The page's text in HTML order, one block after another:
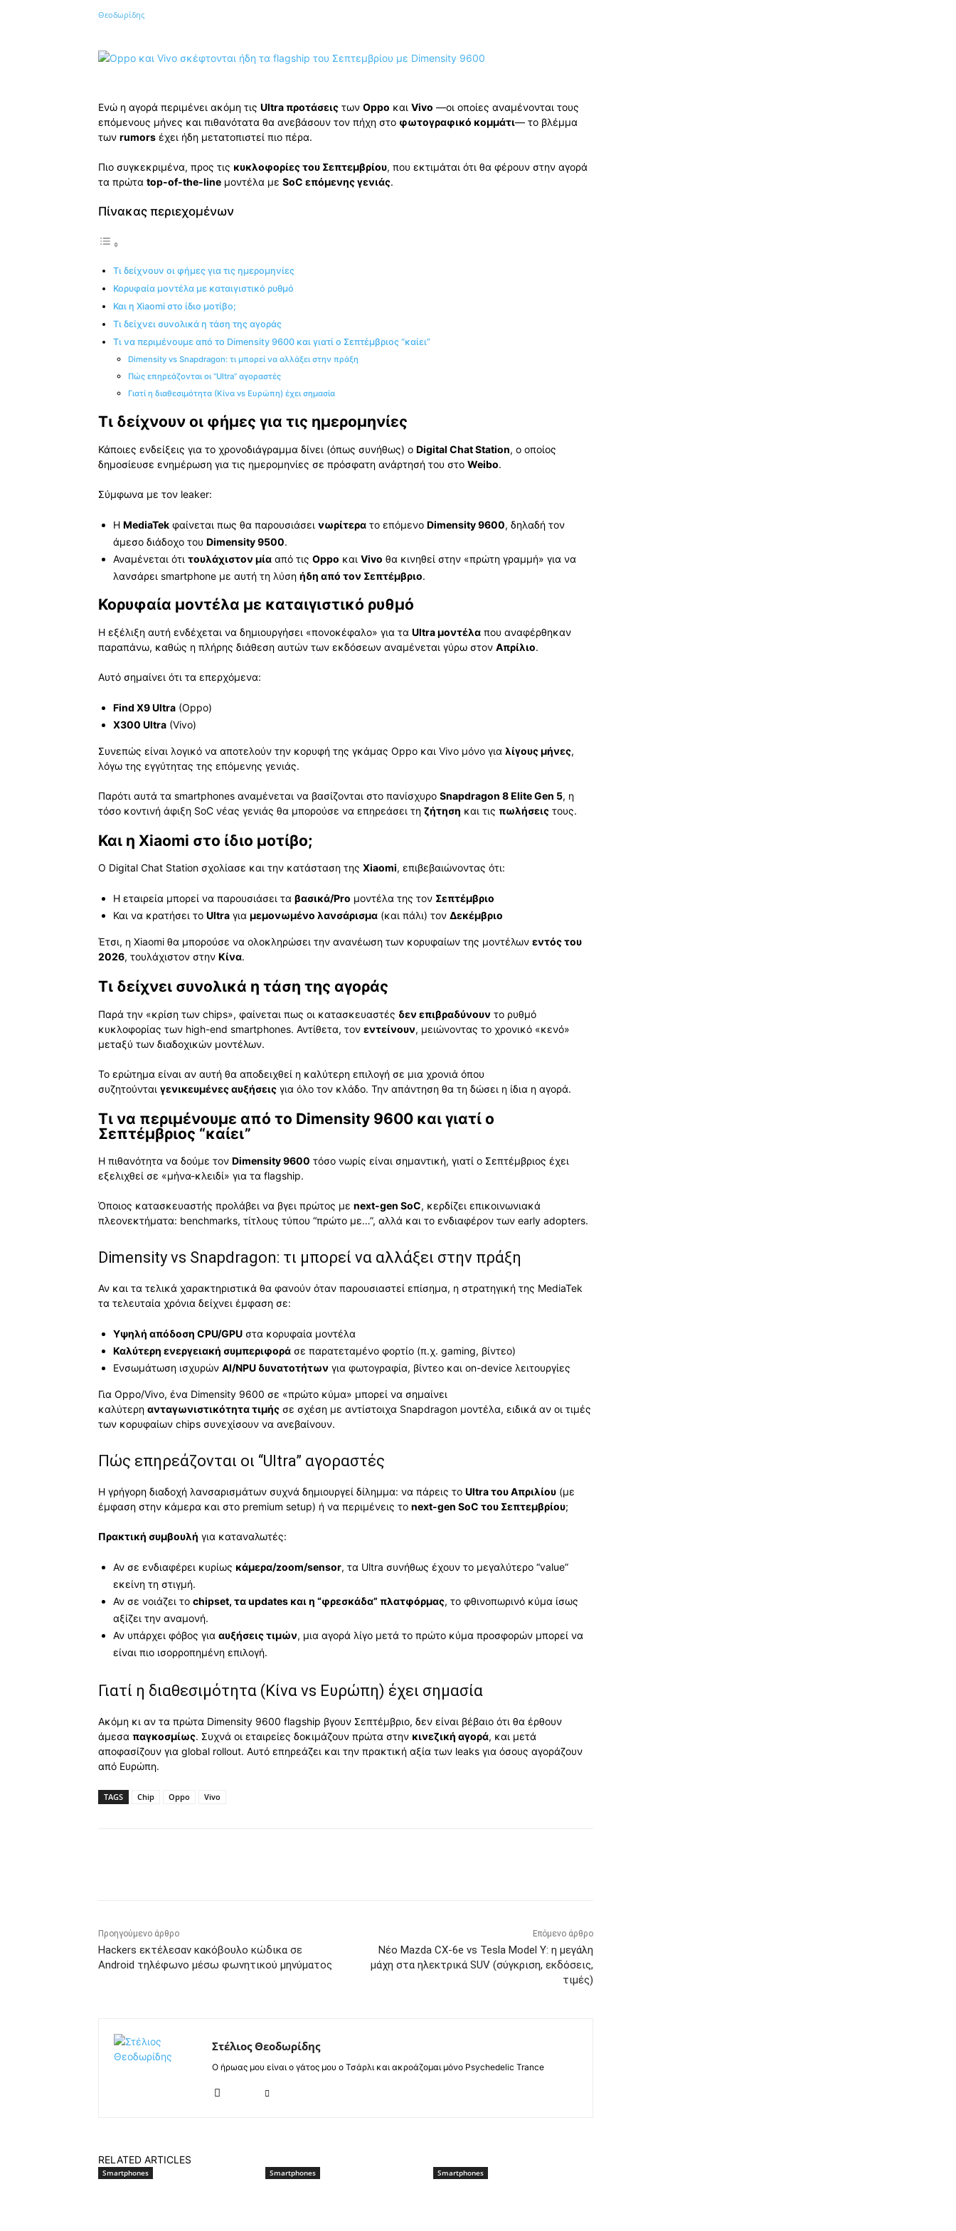
Κοινοποίηση
Ενώ η αγορά περιμένει ακόμη τις Ultra προτάσεις των Oppo και Vivo —οι οποίες αναμένονται τους
επόμενους μήνες και πιθανότατα θα ανεβάσουν τον πήχη στο φωτογραφικό κομμάτι— το βλέμμα
των rumors έχει ήδη μετατοπιστεί πιο πέρα.
Πιο συγκεκριμένα, προς τις κυκλοφορίες του Σεπτεμβρίου, που εκτιμάται ότι θα φέρουν στην αγορά
τα πρώτα top-of-the-line μοντέλα με SoC επόμενης γενιάς.
Πίνακας περιεχομένων
Τι δείχνουν οι φήμες για τις ημερομηνίες
Κορυφαία μοντέλα με καταιγιστικό ρυθμό
Και η Xiaomi στο ίδιο μοτίβο;
Τι δείχνει συνολικά η τάση της αγοράς
Τι να περιμένουμε από το Dimensity 9600 και γιατί ο Σεπτέμβριος “καίει”
Dimensity vs Snapdragon: τι μπορεί να αλλάξει στην πράξη
Πώς επηρεάζονται οι “Ultra” αγοραστές
Γιατί η διαθεσιμότητα (Κίνα vs Ευρώπη) έχει σημασία
Τι δείχνουν οι φήμες για τις ημερομηνίες
Κάποιες ενδείξεις για το χρονοδιάγραμμα δίνει (όπως συνήθως) ο Digital Chat Station, ο οποίος
δημοσίευσε ενημέρωση για τις ημερομηνίες σε πρόσφατη ανάρτησή του στο Weibo.
Σύμφωνα με τον leaker:
Η MediaTek φαίνεται πως θα παρουσιάσει νωρίτερα το επόμενο Dimensity 9600, δηλαδή τον
άμεσο διάδοχο του Dimensity 9500.
Αναμένεται ότι τουλάχιστον μία από τις Oppo και Vivo θα κινηθεί στην «πρώτη γραμμή» για να
λανσάρει smartphone με αυτή τη λύση ήδη από τον Σεπτέμβριο.
Κορυφαία μοντέλα με καταιγιστικό ρυθμό
Η εξέλιξη αυτή ενδέχεται να δημιουργήσει «πονοκέφαλο» για τα Ultra μοντέλα που αναφέρθηκαν
παραπάνω, καθώς η πλήρης διάθεση αυτών των εκδόσεων αναμένεται γύρω στον Απρίλιο.
Αυτό σημαίνει ότι τα επερχόμενα:
Find X9 Ultra (Oppo)
X300 Ultra (Vivo)
Συνεπώς είναι λογικό να αποτελούν την κορυφή της γκάμας Oppo και Vivo μόνο για λίγους μήνες,
λόγω της εγγύτητας της επόμενης γενιάς.
Παρότι αυτά τα smartphones αναμένεται να βασίζονται στο πανίσχυρο Snapdragon 8 Elite Gen 5, η
τόσο κοντινή άφιξη SoC νέας γενιάς θα μπορούσε να επηρεάσει τη ζήτηση και τις πωλήσεις τους.
Και η Xiaomi στο ίδιο μοτίβο;
Ο Digital Chat Station σχολίασε και την κατάσταση της Xiaomi, επιβεβαιώνοντας ότι:
Η εταιρεία μπορεί να παρουσιάσει τα βασικά/Pro μοντέλα της τον Σεπτέμβριο
Και να κρατήσει το Ultra για μεμονωμένο λανσάρισμα (και πάλι) τον Δεκέμβριο
Έτσι, η Xiaomi θα μπορούσε να ολοκληρώσει την ανανέωση των κορυφαίων της μοντέλων εντός του
2026, τουλάχιστον στην Κίνα.
Τι δείχνει συνολικά η τάση της αγοράς
Παρά την «κρίση των chips», φαίνεται πως οι κατασκευαστές δεν επιβραδύνουν το ρυθμό
κυκλοφορίας των high-end smartphones. Αντίθετα, τον εντείνουν, μειώνοντας το χρονικό «κενό»
μεταξύ των διαδοχικών μοντέλων.
Το ερώτημα είναι αν αυτή θα αποδειχθεί η καλύτερη επιλογή σε μια χρονιά όπου
συζητούνται γενικευμένες αυξήσεις για όλο τον κλάδο. Την απάντηση θα τη δώσει η ίδια η αγορά.
Τι να περιμένουμε από το Dimensity 9600 και γιατί ο
Σεπτέμβριος “καίει”
Η πιθανότητα να δούμε τον Dimensity 9600 τόσο νωρίς είναι σημαντική, γιατί ο Σεπτέμβριος έχει
εξελιχθεί σε «μήνα-κλειδί» για τα flagship.
Όποιος κατασκευαστής προλάβει να βγει πρώτος με next-gen SoC, κερδίζει επικοινωνιακά
πλεονεκτήματα: benchmarks, τίτλους τύπου “πρώτο με…”, αλλά και το ενδιαφέρον των early adopters.
Dimensity vs Snapdragon: τι μπορεί να αλλάξει στην πράξη
Αν και τα τελικά χαρακτηριστικά θα φανούν όταν παρουσιαστεί επίσημα, η στρατηγική της MediaTek
τα τελευταία χρόνια δείχνει έμφαση σε:
Υψηλή απόδοση CPU/GPU στα κορυφαία μοντέλα
Καλύτερη ενεργειακή συμπεριφορά σε παρατεταμένο φορτίο (π.χ. gaming, βίντεο)
Ενσωμάτωση ισχυρών AI/NPU δυνατοτήτων για φωτογραφία, βίντεο και on-device λειτουργίες
Για Oppo/Vivo, ένα Dimensity 9600 σε «πρώτο κύμα» μπορεί να σημαίνει
καλύτερη ανταγωνιστικότητα τιμής σε σχέση με αντίστοιχα Snapdragon μοντέλα, ειδικά αν οι τιμές
των κορυφαίων chips συνεχίσουν να ανεβαίνουν.
Πώς επηρεάζονται οι “Ultra” αγοραστές
Η γρήγορη διαδοχή λανσαρισμάτων συχνά δημιουργεί δίλημμα: να πάρεις το Ultra του Απριλίου (με
έμφαση στην κάμερα και στο premium setup) ή να περιμένεις το next-gen SoC του Σεπτεμβρίου;
Πρακτική συμβουλή για καταναλωτές:
Αν σε ενδιαφέρει κυρίως κάμερα/zoom/sensor, τα Ultra συνήθως έχουν το μεγαλύτερο “value”
εκείνη τη στιγμή.
Αν σε νοιάζει το chipset, τα updates και η “φρεσκάδα” πλατφόρμας, το φθινοπωρινό κύμα ίσως
αξίζει την αναμονή.
Αν υπάρχει φόβος για αυξήσεις τιμών, μια αγορά λίγο μετά το πρώτο κύμα προσφορών μπορεί να
είναι πιο ισορροπημένη επιλογή.
Γιατί η διαθεσιμότητα (Κίνα vs Ευρώπη) έχει σημασία
Ακόμη κι αν τα πρώτα Dimensity 9600 flagship βγουν Σεπτέμβριο, δεν είναι βέβαιο ότι θα έρθουν
άμεσα παγκοσμίως. Συχνά οι εταιρείες δοκιμάζουν πρώτα στην κινεζική αγορά, και μετά
αποφασίζουν για global rollout. Αυτό επηρεάζει και την πρακτική αξία των leaks για όσους αγοράζουν
από Ευρώπη.
TAGS Chip Oppo Vivo
Προηγούμενο άρθρο
Hackers εκτέλεσαν κακόβουλο κώδικα σε
Android τηλέφωνο μέσω φωνητικού μηνύματος
Επόμενο άρθρο
Νέο Mazda CX-6e vs Tesla Model Y: η μεγάλη
μάχη στα ηλεκτρικά SUV (σύγκριση, εκδόσεις,
τιμές)
Στέλιος Θεοδωρίδης
Ο ήρωας μου είναι ο γάτος μου ο Τσάρλι και ακροάζομαι μόνο Psychedelic Trance
RELATED ARTICLES
Smartphones Smartphones Smartphones